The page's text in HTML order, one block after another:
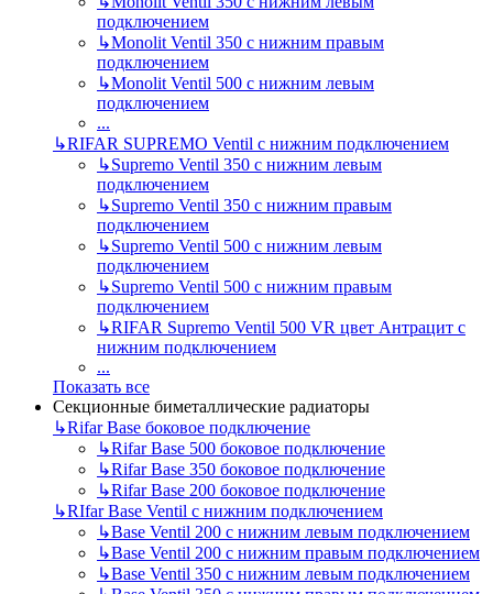
подключением
↳Monolit Ventil 350 с нижним правым
подключением
↳Monolit Ventil 500 с нижним левым
подключением
...
↳RIFAR SUPREMO Ventil с нижним подключением
↳Supremo Ventil 350 с нижним левым
подключением
↳Supremo Ventil 350 с нижним правым
подключением
↳Supremo Ventil 500 с нижним левым
подключением
↳Supremo Ventil 500 с нижним правым
подключением
↳RIFAR Supremo Ventil 500 VR цвет Антрацит с
нижним подключением
...
Показать все
Секционные биметаллические радиаторы
↳Rifar Base боковое подключение
↳Rifar Base 500 боковое подключение
↳Rifar Base 350 боковое подключение
↳Rifar Base 200 боковое подключение
↳RIfar Base Ventil с нижним подключением
↳Base Ventil 200 с нижним левым подключением
↳Base Ventil 200 с нижним правым подключением
↳Base Ventil 350 с нижним левым подключением